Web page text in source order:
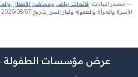
مصدر البيانات: قائمات رياض ومحاضن الأطفال
الأسرة والمرأة والطفولة وكبار السن بتاريخ 2026/08/07 على الساعة 16:31
عرض مؤسسات الطفولة